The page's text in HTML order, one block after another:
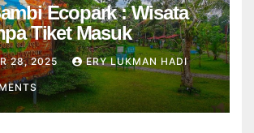
Ecopark : Wisata
Tiket Masuk
28, 2025 ERY LUKMAN HADI